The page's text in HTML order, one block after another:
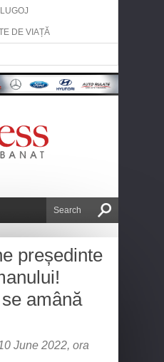
LUGOJ
DE VIAȚĂ
președinte
amână
June 2022, ora